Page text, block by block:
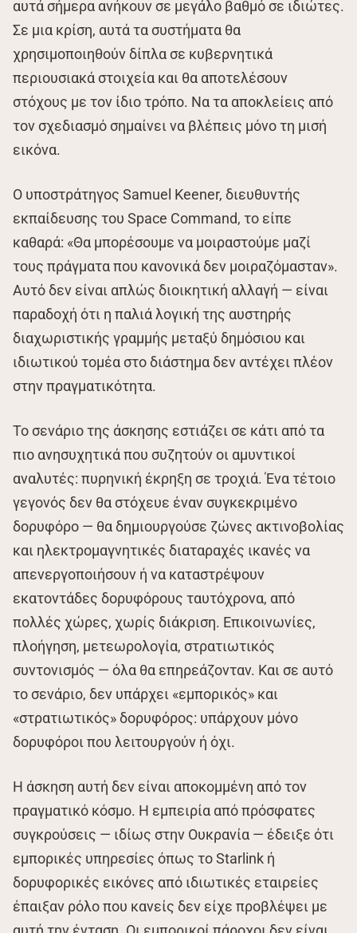
αυτά σήμερα ανήκουν σε μεγάλο βαθμό σε ιδιώτες.
Σε μια κρίση, αυτά τα συστήματα θα
χρησιμοποιηθούν δίπλα σε κυβερνητικά
περιουσιακά στοιχεία και θα αποτελέσουν
στόχους με τον ίδιο τρόπο. Να τα αποκλείεις από
τον σχεδιασμό σημαίνει να βλέπεις μόνο τη μισή
εικόνα.
Ο υποστράτηγος Samuel Keener, διευθυντής
εκπαίδευσης του Space Command, το είπε
καθαρά: «Θα μπορέσουμε να μοιραστούμε μαζί
τους πράγματα που κανονικά δεν μοιραζόμασταν».
Αυτό δεν είναι απλώς διοικητική αλλαγή — είναι
παραδοχή ότι η παλιά λογική της αυστηρής
διαχωριστικής γραμμής μεταξύ δημόσιου και
ιδιωτικού τομέα στο διάστημα δεν αντέχει πλέον
στην πραγματικότητα.
Το σενάριο της άσκησης εστιάζει σε κάτι από τα
πιο ανησυχητικά που συζητούν οι αμυντικοί
αναλυτές: πυρηνική έκρηξη σε τροχιά. Ένα τέτοιο
γεγονός δεν θα στόχευε έναν συγκεκριμένο
δορυφόρο — θα δημιουργούσε ζώνες ακτινοβολίας
και ηλεκτρομαγνητικές διαταραχές ικανές να
απενεργοποιήσουν ή να καταστρέψουν
εκατοντάδες δορυφόρους ταυτόχρονα, από
πολλές χώρες, χωρίς διάκριση. Επικοινωνίες,
πλοήγηση, μετεωρολογία, στρατιωτικός
συντονισμός — όλα θα επηρεάζονταν. Και σε αυτό
το σενάριο, δεν υπάρχει «εμπορικός» και
«στρατιωτικός» δορυφόρος: υπάρχουν μόνο
δορυφόροι που λειτουργούν ή όχι.
Η άσκηση αυτή δεν είναι αποκομμένη από τον
πραγματικό κόσμο. Η εμπειρία από πρόσφατες
συγκρούσεις — ιδίως στην Ουκρανία — έδειξε ότι
εμπορικές υπηρεσίες όπως το Starlink ή
δορυφορικές εικόνες από ιδιωτικές εταιρείες
έπαιξαν ρόλο που κανείς δεν είχε προβλέψει με